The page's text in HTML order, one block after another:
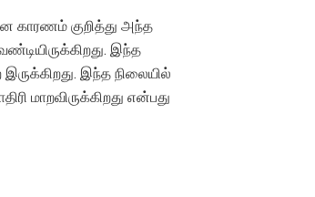
காரணம் குறித்து அந்த
இந்த
இந்த நிலையில்
மாறவிருக்கிறது என்பது